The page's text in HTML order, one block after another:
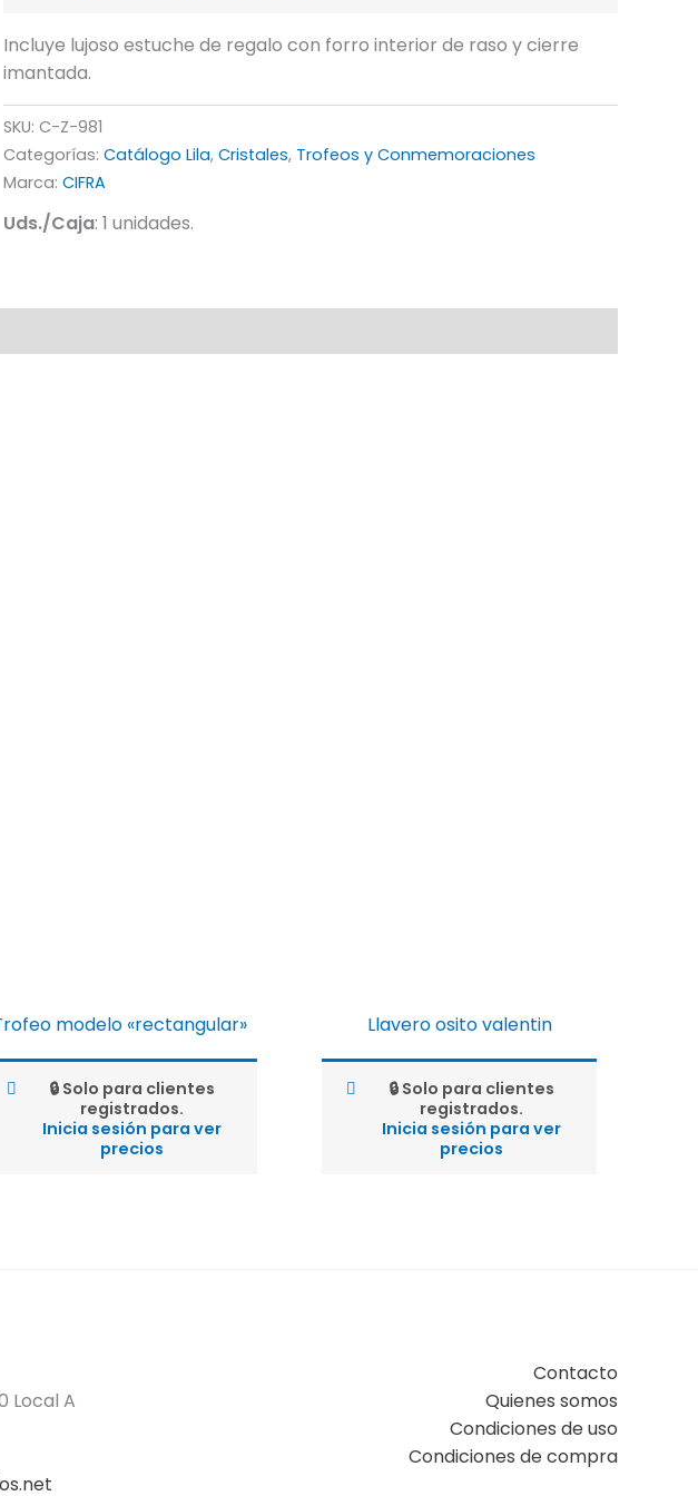
Incluye lujoso estuche de regalo con forro interior de raso y cierre
imantada.
SKU: C-Z-981
Categorías: Catálogo Lila, Cristales, Trofeos y Conmemoraciones
Marca: CIFRA
Uds./Caja: 1 unidades.
modelo «rectangular»
🔒 Solo para clientes
registrados.
Inicia sesión para ver
precios
Llavero osito valentin
🔒 Solo para clientes
registrados.
Inicia sesión para ver
precios
Local A
Contacto
Quienes somos
Condiciones de uso
Condiciones de compra